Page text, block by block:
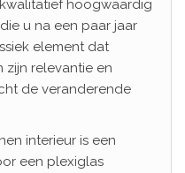
hoogwaardig
u na een paar jaar
element dat
zijn relevantie en
de veranderende
interieur is een
een plexiglas